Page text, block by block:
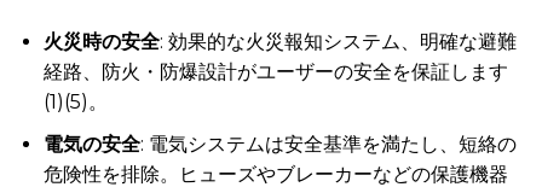
火災時の安全: 効果的な火災報知システム、明確な避難
経路、防火・防爆設計がユーザーの安全を保証します
(1)(5)。
電気の安全: 電気システムは安全基準を満たし、短絡の
危険性を排除。ヒューズやブレーカーなどの保護機器